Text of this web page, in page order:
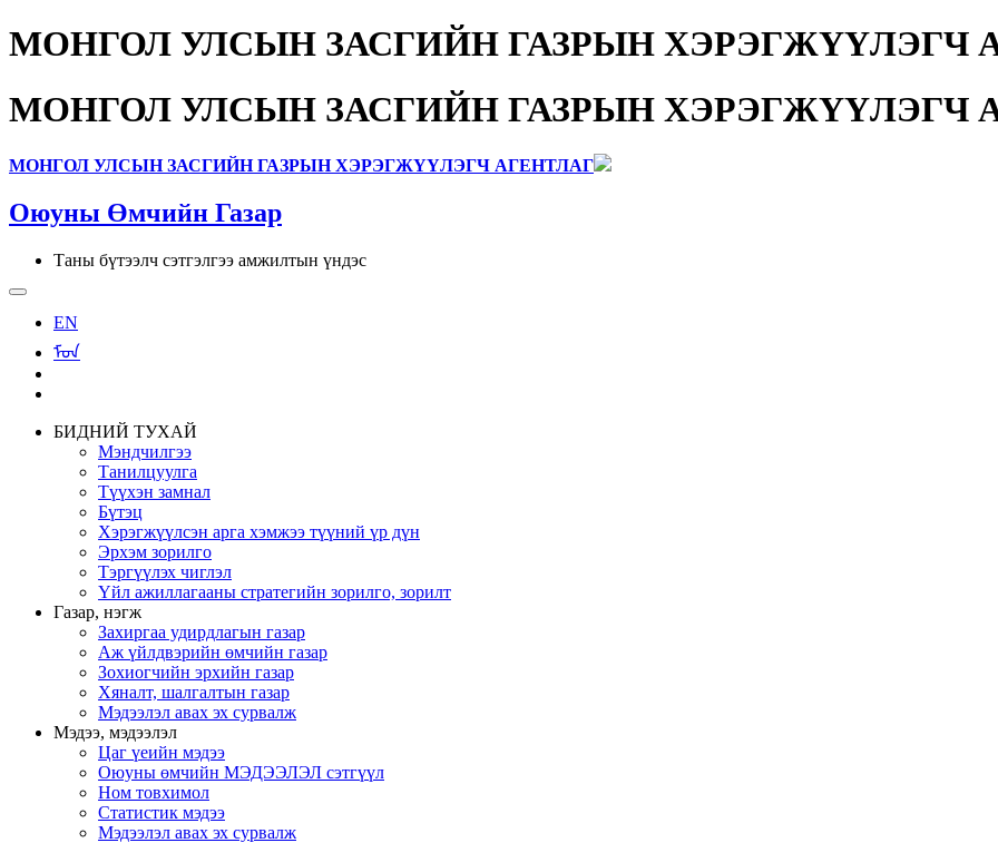
МОНГОЛ УЛСЫН ЗАСГИЙН ГАЗРЫН ХЭРЭГЖҮҮЛЭГЧ
МОНГОЛ УЛСЫН ЗАСГИЙН ГАЗРЫН ХЭРЭГЖҮҮЛЭГЧ
МОНГОЛ УЛСЫН ЗАСГИЙН ГАЗРЫН ХЭРЭГЖҮҮЛЭГЧ АГЕНТЛАГ
Оюуны Өмчийн Газар
Таны бүтээлч сэтгэлгээ амжилтын үндэс
EN
ᠮᠣᠨ
БИДНИЙ ТУХАЙ
Мэндчилгээ
Танилцуулга
Түүхэн замнал
Бүтэц
Хэрэгжүүлсэн арга хэмжээ түүний үр дүн
Эрхэм зорилго
Тэргүүлэх чиглэл
Үйл ажиллагааны стратегийн зорилго, зорилт
Газар, нэгж
Захиргаа удирдлагын газар
Аж үйлдвэрийн өмчийн газар
Зохиогчийн эрхийн газар
Хяналт, шалгалтын газар
Мэдээлэл авах эх сурвалж
Мэдээ, мэдээлэл
Цаг үеийн мэдээ
Оюуны өмчийн МЭДЭЭЛЭЛ сэтгүүл
Ном товхимол
Статистик мэдээ
Мэдээлэл авах эх сурвалж